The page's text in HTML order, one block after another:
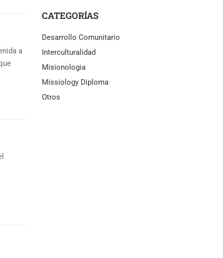
a
CATEGORÍAS
Desarrollo Comunitario
Interculturalidad
Misionologia
Missiology Diploma
Otros